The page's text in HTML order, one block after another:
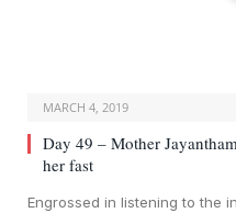
MARCH 4, 2019
Day 49 – Mother
her fast
Engrossed in listening to the